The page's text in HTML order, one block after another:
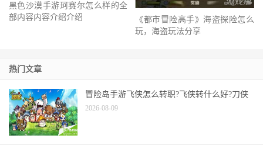
黑色沙漠手游珂赛尔怎么样的全
部内容内容介绍介绍
《都市冒险高手》海盗探险怎么
玩，海盗玩法分享
热门文章
冒险岛手游飞侠怎么转职?飞侠转什么好?刀侠
2026-08-09